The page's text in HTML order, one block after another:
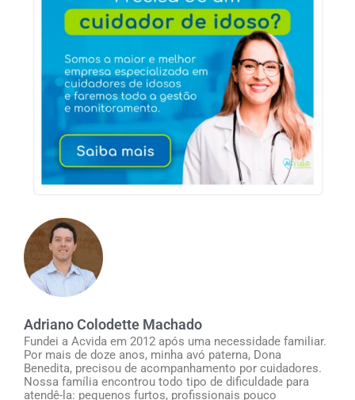
Adriano Colodette Machado
Fundei a Acvida em 2012 após uma necessidade familiar.
Por mais de doze anos, minha avó paterna, Dona
Benedita, precisou de acompanhamento por cuidadores.
Nossa família encontrou todo tipo de dificuldade para
atendê-la: pequenos furtos, profissionais pouco